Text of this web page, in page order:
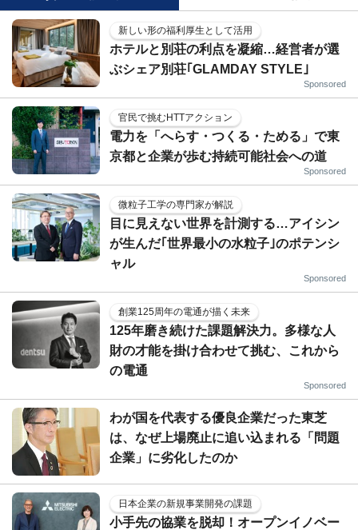
新しい形の福利厚生として活用
ホテルと別荘の利点を凝縮…経営者が選
ぶシェア別荘｢GLAMDAY STYLE｣
Sponsored
官民で挑むHTTアクション
電力を「へらす・つくる・ためる」で東
京都と企業が歩む持続可能社会への道
Sponsored
微粒子工学の専門家が解説
目に見えない世界を計測する…アイシン
が生んだ｢世界最小の水粒子｣のポテンシ
ャル
Sponsored
創業125周年の電通が描く未来
125年磨き続けた課題解決力。多様な人
財の才能を掛け合わせて挑む、これから
の電通
Sponsored
わが国を代表する優良企業だった東芝
は、なぜ上場廃止に追い込まれる「問題
企業」に劣化したのか
日本企業の新規事業開発の課題
小手先の協業を脱却！オープンイノベー